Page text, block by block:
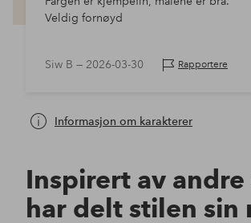
Veldig fornøyd
Siw B — 2026-03-30 Rapportere
Informasjon om karakterer
Inspirert av andre
har delt stilen sin